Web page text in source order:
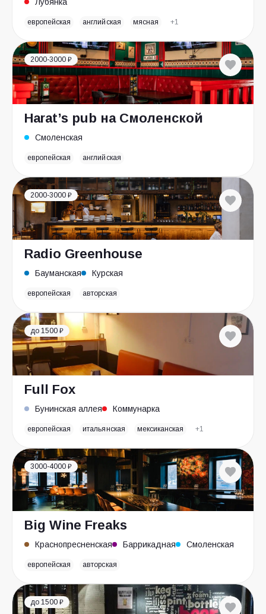
европейская английская мясная +1
2000-3000 ₽
Harat’s pub на Смоленской
Смоленская
европейская английская
2000-3000 ₽
Radio Greenhouse
Бауманская Курская
европейская авторская
до 1500 ₽
Full Fox
Бунинская аллея Коммунарка
европейская итальянская мексиканская +1
3000-4000 ₽
Big Wine Freaks
Краснопресненская Баррикадная Смоленская
европейская авторская
до 1500 ₽